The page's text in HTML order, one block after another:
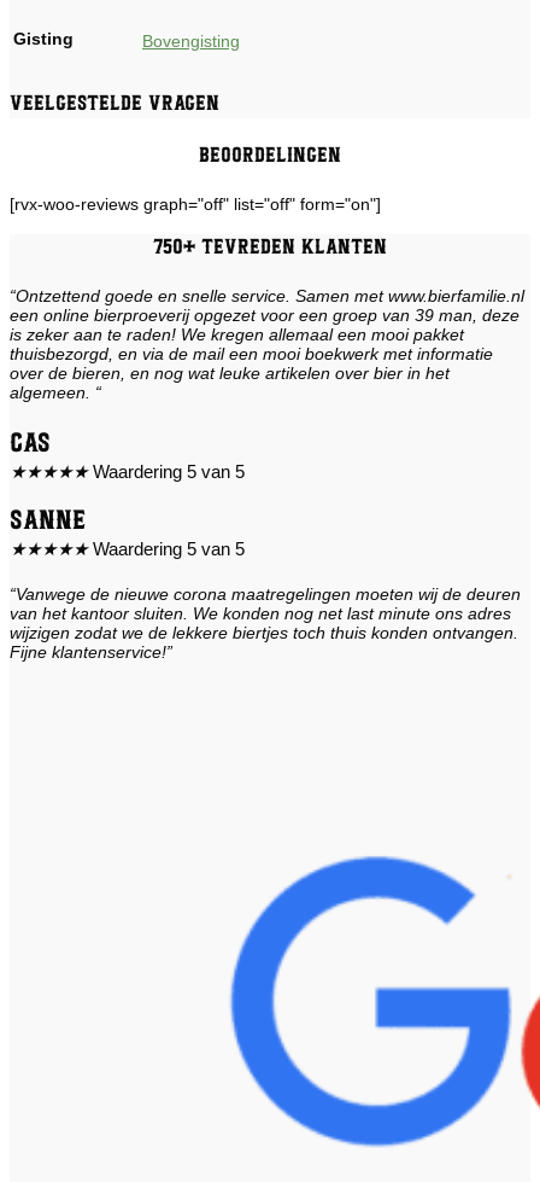
Gisting Bovengisting
Veelgestelde vragen
Beoordelingen
[rvx-woo-reviews graph="off" list="off" form="on"]
750+ tevreden klanten
“Ontzettend goede en snelle service. Samen met www.bierfamilie.nl
een online bierproeverij opgezet voor een groep van 39 man, deze
is zeker aan te raden! We kregen allemaal een mooi pakket
thuisbezorgd, en via de mail een mooi boekwerk met informatie
over de bieren, en nog wat leuke artikelen over bier in het
algemeen. “
Cas
★★★★★ Waardering 5 van 5
Sanne
★★★★★ Waardering 5 van 5
“Vanwege de nieuwe corona maatregelingen moeten wij de deuren
van het kantoor sluiten. We konden nog net last minute ons adres
wijzigen zodat we de lekkere biertjes toch thuis konden ontvangen.
Fijne klantenservice!”